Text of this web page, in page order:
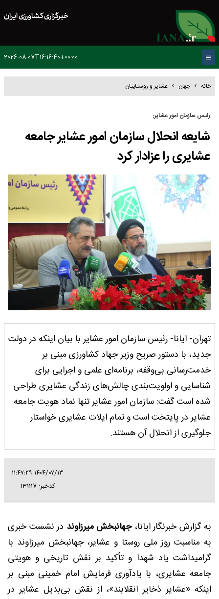
خبرگزاری کشاورزی ایران
2026-08-07T16:16:40+00:00
خانه جهان عشایر و روستاییان
رئیس سازمان امور عشایر:
شایعه انحلال سازمان امور عشایر جامعه
عشایری را عزادار کرد
تهران- ایانا- رئیس سازمان امور عشایر با بیان اینکه در دولت
جدید، با دستور صریح وزیر جهاد کشاورزی مبنی بر
خدمت‌رسانی بی‌وقفه، برنامه‌ای علمی و اجرایی برای
شناسایی و اولویت‌بندی چالش‌های زندگی عشایری طراحی
شده است گفت: سازمان امور عشایر تنها نماد هویت جامعه
عشایر در پایتخت است و تمام ایلات عشایری خواستار
جلوگیری از انحلال آن هستند.
۱۴۰۴/۰۷/۱۳ ۱۱:۴۷:۲۹
کدخبر: 131117
به گزارش خبرنگار ایانا،جهانبخش میرزاوند در نشست خبری
به مناسبت روز ملی روستا و عشایر، جهانبخش میرزاوند با
گرامیداشت یاد شهدا و تأکید بر نقش تاریخی و هویتی
جامعه عشایری، با یادآوری فرمایش امام خمینی مبنی بر
اینکه «عشایر ذخایر انقلابند»، از نقش بی‌بدیل عشایر در